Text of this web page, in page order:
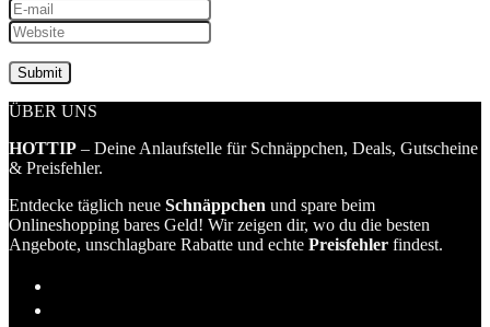
ÜBER UNS
HOTTIP – Deine Anlaufstelle für Schnäppchen, Deals, Gutscheine
& Preisfehler.
Entdecke täglich neue Schnäppchen und spare beim
Onlineshopping bares Geld! Wir zeigen dir, wo du die besten
Angebote, unschlagbare Rabatte und echte Preisfehler findest.